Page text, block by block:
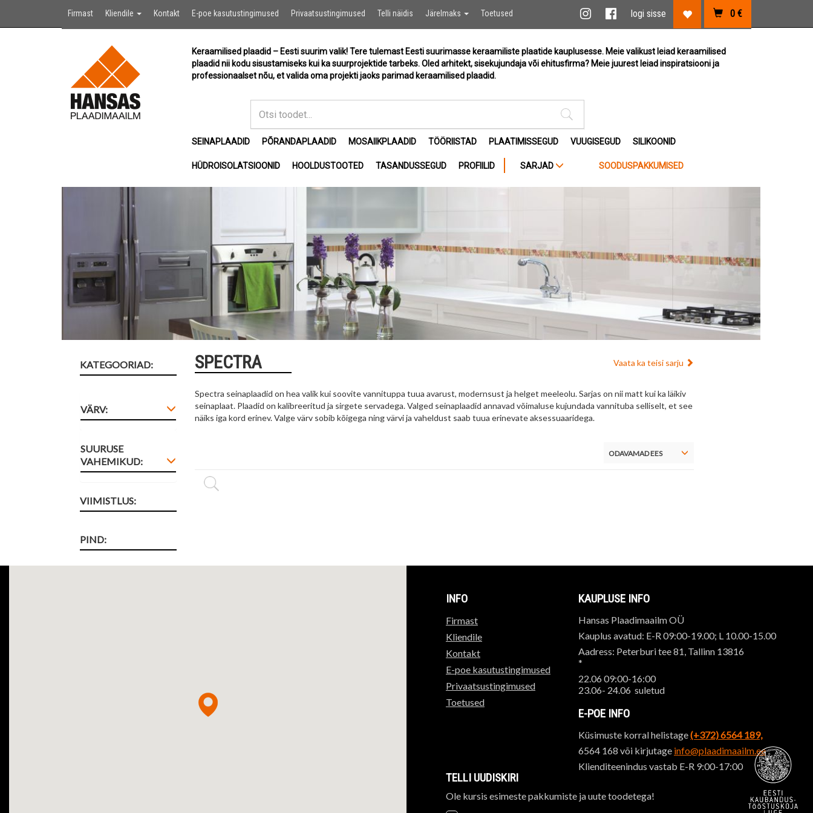
Firmast Kliendile Kontakt E-poe kasutustingimused Privaatsustingimused Telli näidis Järelmaks Toetused 0 €
Lemmikute link
logi sisse
Facebook link
Instagram link
Keraamilised plaadid – Eesti suurim valik! Tere tulemast Eesti suurimasse keraamiliste plaatide kauplusesse. Meie valikust leiad keraamilised
plaadid nii kodu sisustamiseks kui ka suurprojektide tarbeks. Oled arhitekt, sisekujundaja või ehitusfirma? Meie juurest leiad inspiratsiooni ja
professionaalset nõu, et valida oma projekti jaoks parimad keraamilised plaadid.
SEINAPLAADID PÕRANDAPLAADID MOSAIIKPLAADID TÖÖRIISTAD PLAATIMISSEGUD VUUGISEGUD SILIKOONID
HÜDROISOLATSIOONID HOOLDUSTOOTED TASANDUSSEGUD PROFIILID SOODUSPAKKUMISED
SARJAD
KATEGOORIAD:
VÄRV:
SUURUSE
VAHEMIKUD:
VIIMISTLUS:
PIND:
SPECTRA Vaata ka teisi sarju
Spectra seinaplaadid on hea valik kui soovite vannituppa tuua avarust, modernsust ja helget meeleolu. Sarjas on nii matt kui ka läikiv
seinaplaat. Plaadid on kalibreeritud ja sirgete servadega. Valged seinaplaadid annavad võimaluse kujundada vannituba selliselt, et see
näiks iga kord erinev. Valge värv sobib kõigega ning värvi ja vaheldust saab tuua erinevate aksessuaaridega.
ODAVAMAD EES
INFO
Firmast
Kliendile
Kontakt
E-poe kasutustingimused
Privaatsustingimused
Toetused
KAUPLUSE INFO
Hansas Plaadimaailm OÜ
Kauplus avatud: E-R 09:00-19.00; L 10.00-15.00
Aadress: Peterburi tee 81, Tallinn 13816
*
22.06 09:00-16:00
23.06- 24.06 suletud
E-POE INFO
Küsimuste korral helistage(+372) 6564 189,
6564 168 või kirjutage info@plaadimaailm.ee
Klienditeenindus vastab E-R 9:00-17:00
TELLI UUDISKIRI
Ole kursis esimeste pakkumiste ja uute toodetega!